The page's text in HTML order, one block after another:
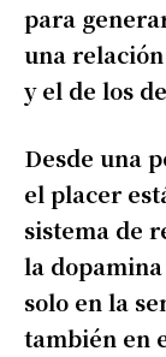
para
una
y el de los
Desde una
el placer
sistema de
la
solo en la
también en